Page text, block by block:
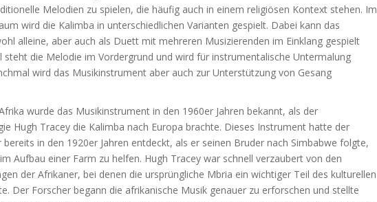
Melodien zu spielen, die häufig auch in einem religiösen Kontext stehen. Im
wird die Kalimba in unterschiedlichen Varianten gespielt. Dabei kann das
alleine, aber auch als Duett mit mehreren Musizierenden im Einklang gespielt
steht die Melodie im Vordergrund und wird für instrumentalische Untermalung
wird das Musikinstrument aber auch zur Unterstützung von Gesang
wurde das Musikinstrument in den 1960er Jahren bekannt, als der
Hugh Tracey die Kalimba nach Europa brachte. Dieses Instrument hatte der
bereits in den 1920er Jahren entdeckt, als er seinen Bruder nach Simbabwe folgte,
Aufbau einer Farm zu helfen. Hugh Tracey war schnell verzaubert von den
der Afrikaner, bei denen die ursprüngliche Mbria ein wichtiger Teil des kulturellen
Der Forscher begann die afrikanische Musik genauer zu erforschen und stellte